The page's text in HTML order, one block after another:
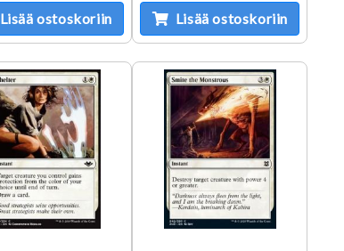
Lisää ostoskoriin Lisää ostoskoriin